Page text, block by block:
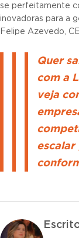
se perfeitamente
inovadoras para a
Felipe Azevedo,
Quer
com a
veja
escalar